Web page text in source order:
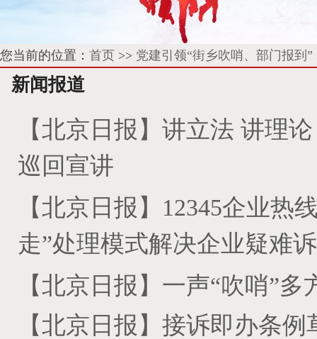
您当前的位置： 首页 >> 党建引领“街乡吹哨、部门报到”
新闻报道
【北京日报】讲立法 讲理
巡回宣讲
【北京日报】12345企业热
走”处理模式解决企业疑难
【北京日报】一声“吹哨”
【北京日报】接诉即办条